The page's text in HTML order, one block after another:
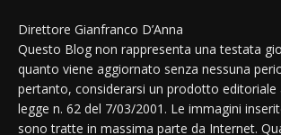
Direttore Gianfranco D’Anna
Questo Blog non rappresenta una testata
quanto viene aggiornato senza nessuna
pertanto, considerarsi un prodotto editoriale
legge n. 62 del 7/03/2001. Le immagini
sono tratte in massima parte da Internet.